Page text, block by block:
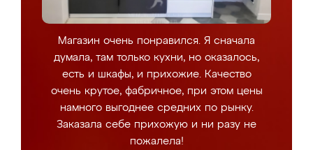
Магазин очень понравился. Я сначала
думала, там только кухни, но оказалось,
есть и шкафы, и прихожие. Качество
очень крутое, фабричное, при этом цены
намного выгоднее средних по рынку.
Заказала себе прихожую и ни разу не
пожалела!